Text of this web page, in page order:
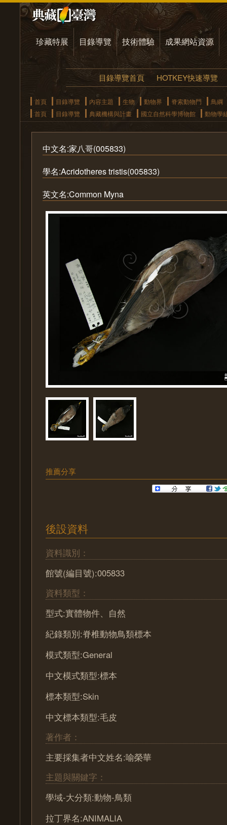
珍藏特展 目錄導覽 技術體驗 成果網站資源
目錄導覽首頁 HOTKEY快速導覽
首頁 目錄導覽 內容主題 生物 動物界 脊索動物門
鳥綱
首頁
目錄導覽 典藏機構與計畫 國立自然科學博物館 動物學
中文名:家八哥(005833)
學名:Acridotheres tristis(005833)
英文名:Common Myna
推薦分享
後設資料
資料識別：
館號(編目號):005833
資料類型：
型式:實體物件、自然
紀錄類別:脊椎動物鳥類標本
模式類型:General
中文模式類型:標本
標本類型:Skin
中文標本類型:毛皮
著作者：
主要採集者中文姓名:喻榮華
主題與關鍵字：
學域-大分類:動物-鳥類
拉丁界名:ANIMALIA